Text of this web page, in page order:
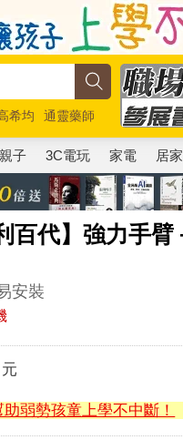
希均
通靈藥師
子 3C電玩 家電 居
百代】強力手
安裝
元
弱勢孩童上學不中斷！